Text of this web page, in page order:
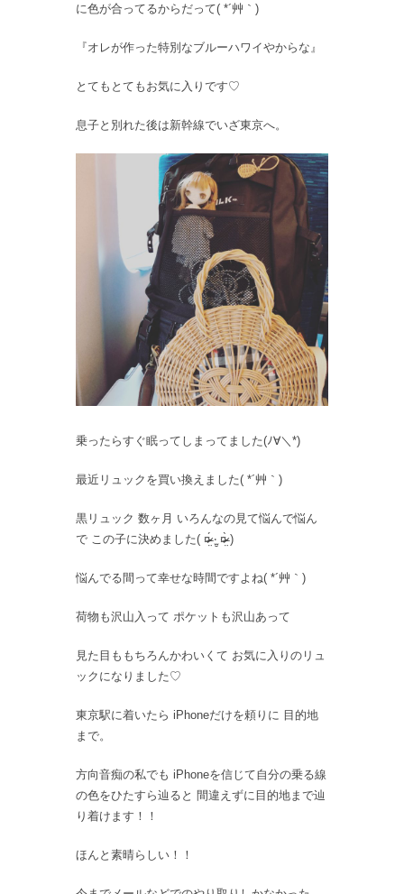
に色が合ってるからだって( *´艸｀)
『オレが作った特別なブルーハワイやからな』
とてもとてもお気に入りです♡
息子と別れた後は新幹線でいざ東京へ。
乗ったらすぐ眠ってしまってました(ﾉ∀＼*)
最近リュックを買い換えました( *´艸｀)
黒リュック 数ヶ月 いろんなの見て悩んで悩ん
で この子に決めました( ¤̴̶̷̤́ ‧̫̮ ¤̴̶̷̤̀ )
悩んでる間って幸せな時間ですよね( *´艸｀)
荷物も沢山入って ポケットも沢山あって
見た目ももちろんかわいくて お気に入りのリュ
ックになりました♡
東京駅に着いたら iPhoneだけを頼りに 目的地
まで。
方向音痴の私でも iPhoneを信じて自分の乗る線
の色をひたすら辿ると 間違えずに目的地まで辿
り着けます！！
ほんと素晴らしい！！